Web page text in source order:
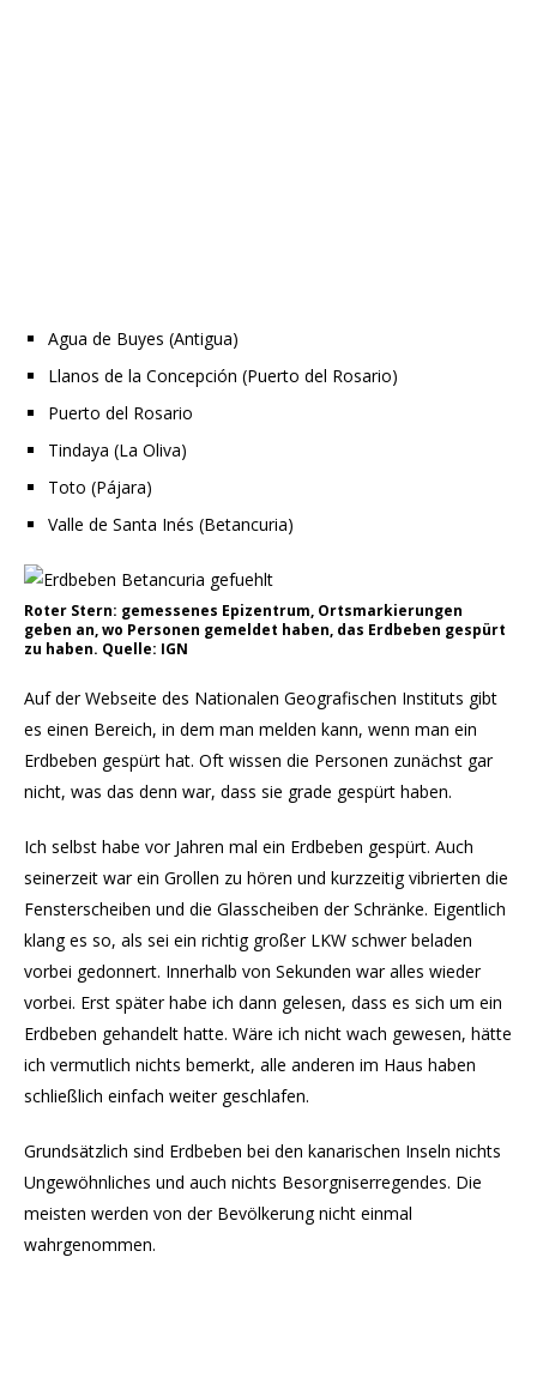
Agua de Buyes (Antigua)
Llanos de la Concepción (Puerto del Rosario)
Puerto del Rosario
Tindaya (La Oliva)
Toto (Pájara)
Valle de Santa Inés (Betancuria)
Roter Stern: gemessenes Epizentrum, Ortsmarkierungen
geben an, wo Personen gemeldet haben, das Erdbeben gespürt
zu haben. Quelle: IGN
Auf der Webseite des Nationalen Geografischen Instituts gibt
es einen Bereich, in dem man melden kann, wenn man ein
Erdbeben gespürt hat. Oft wissen die Personen zunächst gar
nicht, was das denn war, dass sie grade gespürt haben.
Ich selbst habe vor Jahren mal ein Erdbeben gespürt. Auch
seinerzeit war ein Grollen zu hören und kurzzeitig vibrierten die
Fensterscheiben und die Glasscheiben der Schränke. Eigentlich
klang es so, als sei ein richtig großer LKW schwer beladen
vorbei gedonnert. Innerhalb von Sekunden war alles wieder
vorbei. Erst später habe ich dann gelesen, dass es sich um ein
Erdbeben gehandelt hatte. Wäre ich nicht wach gewesen, hätte
ich vermutlich nichts bemerkt, alle anderen im Haus haben
schließlich einfach weiter geschlafen.
Grundsätzlich sind Erdbeben bei den kanarischen Inseln nichts
Ungewöhnliches und auch nichts Besorgniserregendes. Die
meisten werden von der Bevölkerung nicht einmal
wahrgenommen.